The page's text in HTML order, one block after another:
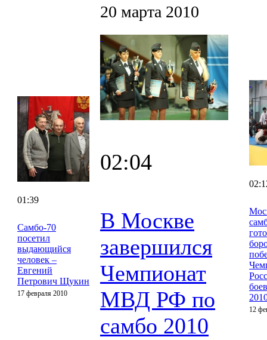
20 марта 2010
01:39
Cамбо-70
посетил
выдающийся
человек –
Евгений
Петрович Щукин
17 февраля 2010
02:04
В Москве
завершился
Чемпионат
МВД РФ по
самбо 2010
12